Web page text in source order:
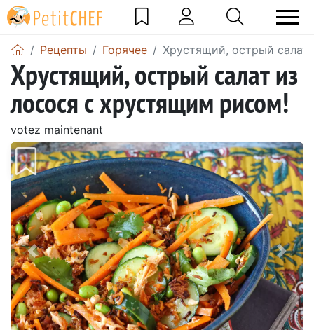
Pецепты Горячее Хрустящий, острый
Хрустящий, острый салат из
лосося с хрустящим рисом!
votez maintenant
Предыдущий